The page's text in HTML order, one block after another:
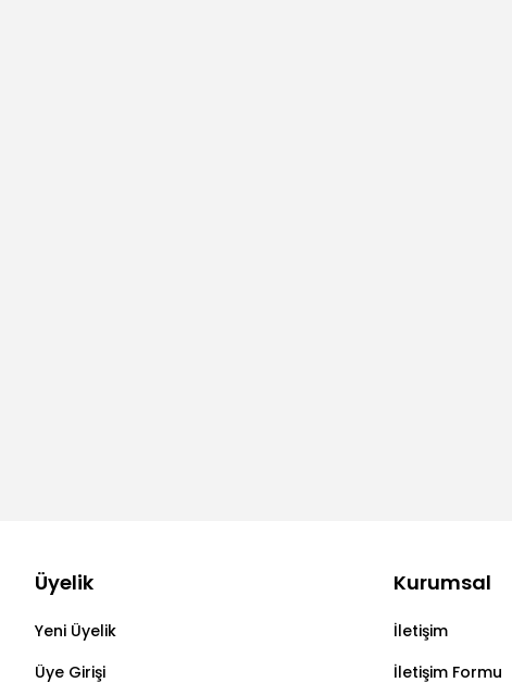
Üyelik
Yeni Üyelik
Üye Girişi
Kurumsal
İletişim
İletişim Formu